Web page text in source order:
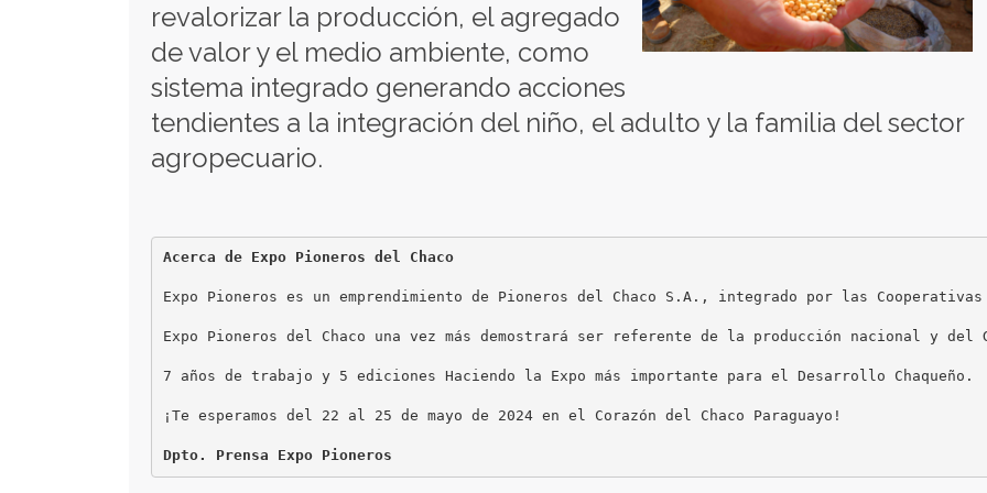
revalorizar la producción, el agregado
de valor y el medio ambiente, como
sistema integrado generando acciones
tendientes a la integración del niño, el adulto y la familia del sector
agropecuario.
Acerca de Expo Pioneros del Chaco
Expo Pioneros es un emprendimiento de Pioneros del Chaco S.A., integrado por las
Expo Pioneros del Chaco una vez más demostrará ser referente de la producción nacional y del
7 años de trabajo y 5 ediciones Haciendo la Expo más importante para el Desarrollo Chaqueño.
¡Te esperamos del 22 al 25 de mayo de 2024 en el Corazón del Chaco Paraguayo!
Dpto. Prensa Expo Pioneros